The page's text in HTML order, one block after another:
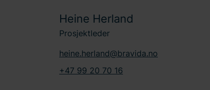
Heine Herland
Prosjektleder
heine.herland@bravida.no
+47 99 20 70 16